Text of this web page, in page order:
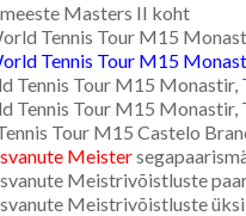
Masters II koht
Tennis Tour M15
Tennis Tour M15
Tennis Tour M15 Monastir,
Tennis Tour M15 Monastir,
Tour M15 Castelo
Meister
Meistrivõistluste
Meistrivõistluste